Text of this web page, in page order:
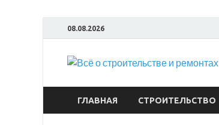
08.08.2026
ГЛАВНАЯ СТРОИТЕЛЬСТВО